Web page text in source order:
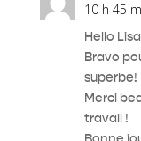
10 h 45
Hello
Bravo
superbe!
Merci
travail !